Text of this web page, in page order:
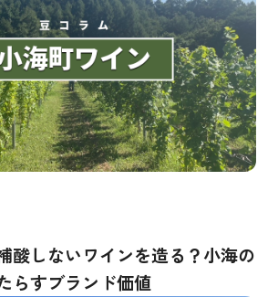
酸しないワインを造る？小海の
らすブランド価値